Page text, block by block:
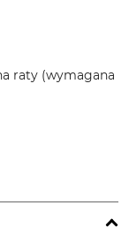
raty (wymagana